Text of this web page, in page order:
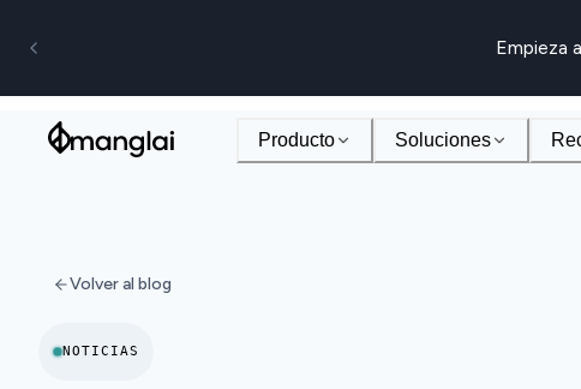
Empieza
Producto Soluciones
Volver al blog
NOTICIAS